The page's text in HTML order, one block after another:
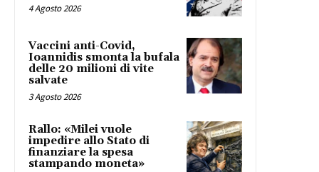
4 Agosto 2026
Vaccini anti-Covid,
Ioannidis smonta la bufala
delle 20 milioni di vite
salvate
3 Agosto 2026
Rallo: «Milei vuole
impedire allo Stato di
finanziare la spesa
stampando moneta»